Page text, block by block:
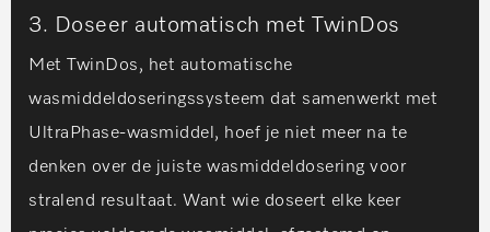
3. Doseer automatisch met TwinDos
Met TwinDos, het automatische
wasmiddeldoseringssysteem dat samenwerkt met
UltraPhase-wasmiddel, hoef je niet meer na te
denken over de juiste wasmiddeldosering voor
stralend resultaat. Want wie doseert elke keer